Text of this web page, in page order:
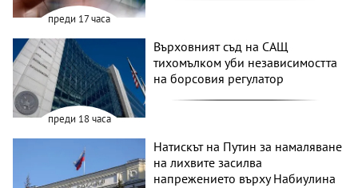
преди 17 часа
преди 18 часа
Върховният съд на САЩ
тихомълком уби независимостта
на борсовия регулатор
Натискът на Путин за намаляване
на лихвите засилва
напрежението върху Набиулина